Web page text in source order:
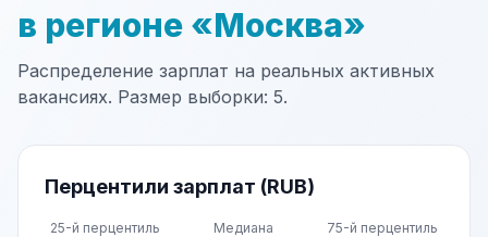
в регионе «Москва»
Распределение зарплат на реальных активных
вакансиях. Размер выборки: 5.
Перцентили зарплат (RUB)
25-й перцентиль Медиана 75-й перцентиль